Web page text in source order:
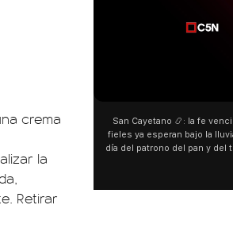
crema
la
Retirar
San Cayetano 📿: la fe
fieles ya esperan bajo la
día del patrono del pan y del
y pedir. 🎙️